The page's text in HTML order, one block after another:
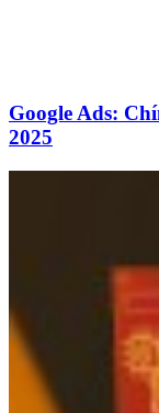
Google Ads:
2025